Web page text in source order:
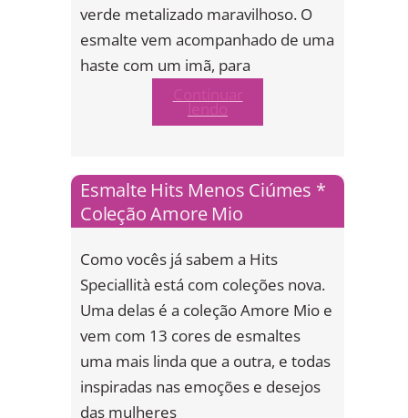
verde metalizado maravilhoso. O
esmalte vem acompanhado de uma
haste com um imã, para
lendo
Esmalte Hits Menos Ciúmes *
Coleção Amore Mio
Como vocês já sabem a Hits
Speciallità está com coleções nova.
Uma delas é a coleção Amore Mio e
vem com 13 cores de esmaltes
uma mais linda que a outra, e todas
inspiradas nas emoções e desejos
das mulheres